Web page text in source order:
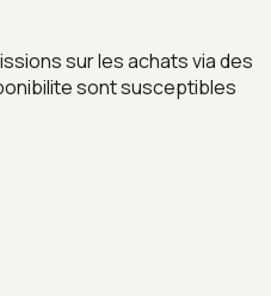
sur les achats via des
sont susceptibles